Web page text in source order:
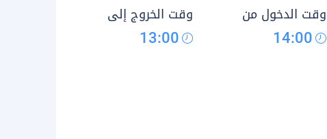
وقت الدخول من
14:00
وقت الخروج إلى
13:00